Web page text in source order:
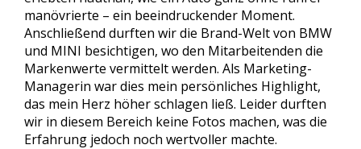
manövrierte – ein beeindruckender Moment.
Anschließend durften wir die Brand-Welt von BMW
und MINI besichtigen, wo den Mitarbeitenden die
Markenwerte vermittelt werden. Als Marketing-
Managerin war dies mein persönliches Highlight,
das mein Herz höher schlagen ließ. Leider durften
wir in diesem Bereich keine Fotos machen, was die
Erfahrung jedoch noch wertvoller machte.